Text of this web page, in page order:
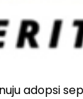
adopsi